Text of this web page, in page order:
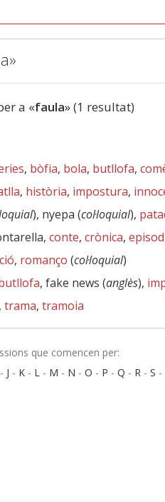
a «faula» (1 resultat)
, bòfia, bola, butllofa,
, història, impostura,
), nyepa (col·loquial),
conte, crònica,
, romanço (col·loquial)
, fake news (anglès),
, trama, tramoia
que comencen per:
- J - K - L - M - N - O - P - Q - R - S -